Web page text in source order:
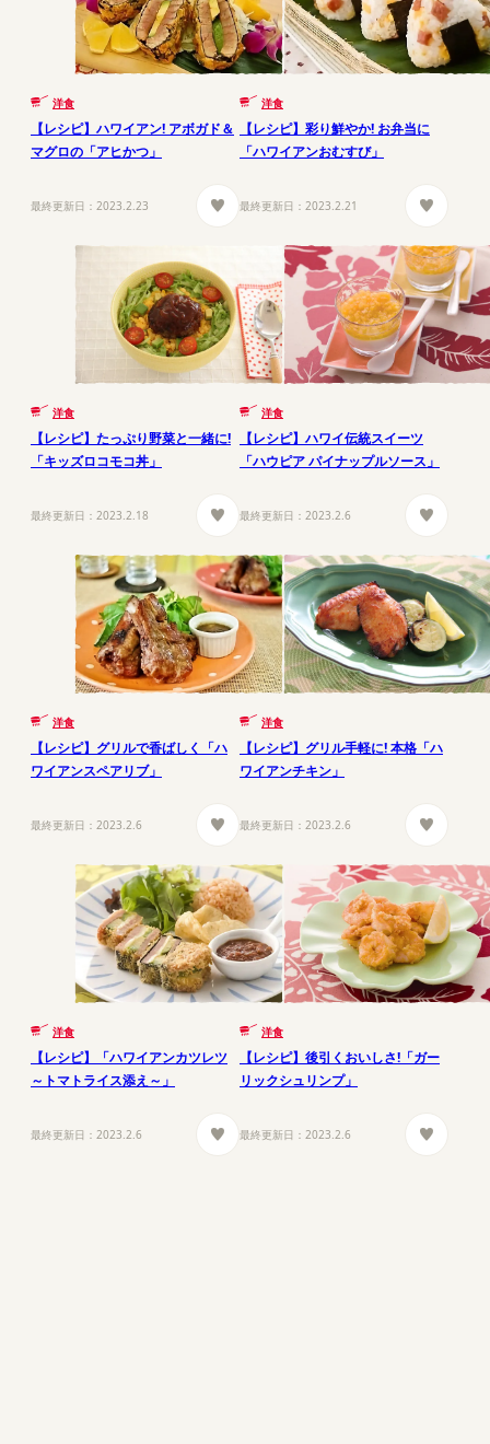
洋食
【レシピ】ハワイアン! アボガド＆
マグロの「アヒかつ」
最終更新日： 2023.2.23
洋食
【レシピ】彩り鮮やか! お弁当に
「ハワイアンおむすび」
最終更新日： 2023.2.21
洋食
【レシピ】たっぷり野菜と一緒に!
「キッズロコモコ丼」
最終更新日： 2023.2.18
洋食
【レシピ】ハワイ伝統スイーツ
「ハウピア パイナップルソース」
最終更新日： 2023.2.6
洋食
【レシピ】グリルで香ばしく「ハ
ワイアンスペアリブ」
最終更新日： 2023.2.6
洋食
【レシピ】グリル手軽に! 本格「ハ
ワイアンチキン」
最終更新日： 2023.2.6
洋食
【レシピ】「ハワイアンカツレツ
～トマトライス添え～」
最終更新日： 2023.2.6
洋食
【レシピ】後引くおいしさ!「ガー
リックシュリンプ」
最終更新日： 2023.2.6